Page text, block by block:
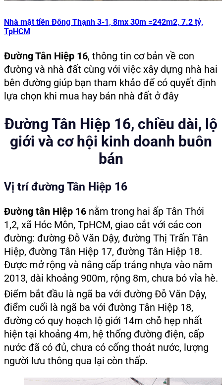
Nhà mặt tiền Đông Thạnh 3-1, 8mx 30m =242m2, 7.2 tỷ,
TpHCM
Đường Tân Hiệp 16, thông tin cơ bản về con
đường và nhà đất cùng với việc xây dựng nhà hai
bên đường giúp bạn tham khảo để có quyết định
lựa chọn khi mua hay bán nhà đất ở đây
Đường Tân Hiệp 16, chiều dài, lộ
giới và cơ hội kinh doanh buôn
bán
Vị trí đường Tân Hiệp 16
Đường tân Hiệp 16 nằm trong hai ấp Tân Thới
1,2, xã Hóc Môn, TpHCM, giao cắt với các con
đường: đường Đỗ Văn Dậy, đường Thị Trấn Tân
Hiệp, đường Tân Hiệp 17, đường Tân Hiệp 18.
Được mở rộng và nâng cấp tráng nhựa vào năm
2013, dài khoảng 900m, rộng 8m, chưa bó vỉa hè.
Điểm bắt đầu là ngã ba với đường Đỗ Văn Dậy,
điểm cuối là ngã ba với đường Tân Hiệp 18,
đường có quy hoạch lộ giới 14m chỗ hẹp nhất
hiện tại khoảng 4m, hệ thống đường điện, cấp
nước đã có đủ, chưa có cống thoát nước, lượng
người lưu thông qua lại còn thấp.